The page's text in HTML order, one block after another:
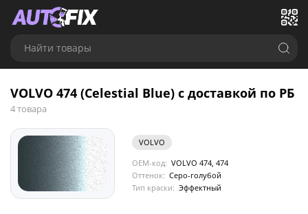
Найти товары
VOLVO 474 (Celestial Blue) с доставкой по РБ
4 товара
VOLVO
OEM-код: VOLVO 474, 474
Оттенок: Серо-голубой
Тип краски: Эффектный